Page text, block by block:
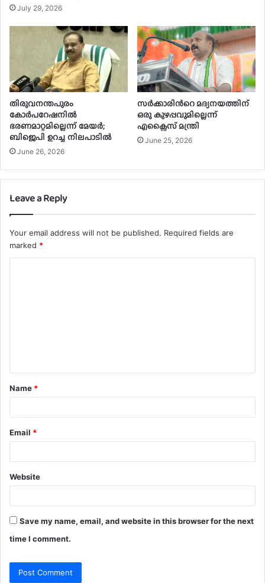
July 29, 2026
തിരുവനന്തപുരം
കോർപറേഷനിൽ
ഭരണമാറ്റമില്ലെന്ന് മേയർ;
ബിജെപി ഉറച്ച നിലപാടിൽ
June 26, 2026
സർക്കാരിന്‍റെ മദ്യനയത്തിന്
ഒരു കുഴപ്പവുമില്ലെന്ന്
എക്സൈസ് മന്ത്രി
June 25, 2026
Leave a Reply
Your email address will not be published. Required fields are
marked *
t
*
Name *
Email *
Website
Save my name, email, and website in this browser for the next
time I comment.